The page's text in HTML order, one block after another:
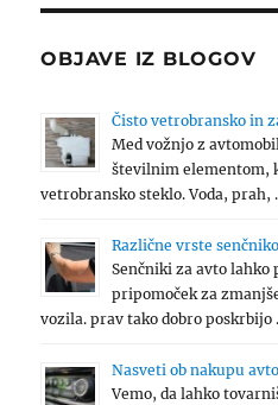
OBJAVE IZ BLOGOV
Čisto vetrobransko in
Med vožnjo z
številnim elementom,
vetrobransko steklo. Voda, prah,
Različne vrste
Senčniki za avto
pripomoček za
vozila. prav tako dobro poskrbijo
Nasveti ob nakupu
Vemo, da lahko